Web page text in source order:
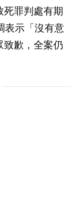
罪判處有期
表示「沒有意
致歉，全案仍